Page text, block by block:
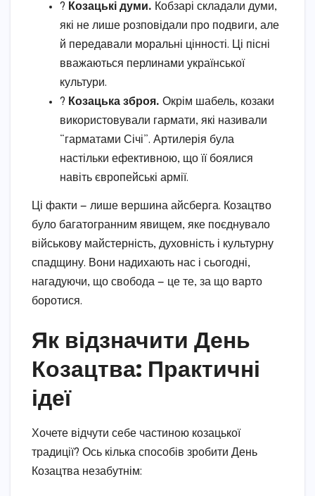
? Козацькі думи. Кобзарі складали думи,
які не лише розповідали про подвиги, але
й передавали моральні цінності. Ці пісні
вважаються перлинами української
культури.
?️ Козацька зброя. Окрім шабель, козаки
використовували гармати, які називали
“гарматами Січі”. Артилерія була
настільки ефективною, що її боялися
навіть європейські армії.
Ці факти — лише вершина айсберга. Козацтво
було багатогранним явищем, яке поєднувало
військову майстерність, духовність і культурну
спадщину. Вони надихають нас і сьогодні,
нагадуючи, що свобода — це те, за що варто
боротися.
Як відзначити День
Козацтва: Практичні
ідеї
Хочете відчути себе частиною козацької
традиції? Ось кілька способів зробити День
Козацтва незабутнім: